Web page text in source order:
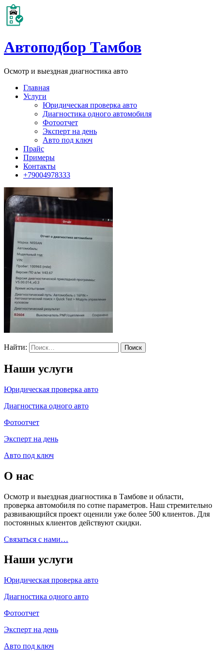
Автоподбор Тамбов
Осмотр и выездная диагностика авто
Главная
Услуги
Юридическая проверка авто
Диагностика одного автомобиля
Фотоотчет
Эксперт на день
Авто под ключ
Прайс
Примеры
Контакты
+79004978333
Найти:
Наши услуги
Юридическая проверка авто
Диагностика одного авто
Фотоотчет
Эксперт на день
Авто под ключ
О нас
Осмотр и выездная диагностика в Тамбове и области,
проверка автомобиля по сотне параметров. Наш стремительно
развивающийся проект оценили уже более 500 клиентов. Для
постоянных клиентов действуют скидки.
Связаться с нами…
Наши услуги
Юридическая проверка авто
Диагностика одного авто
Фотоотчет
Эксперт на день
Авто под ключ